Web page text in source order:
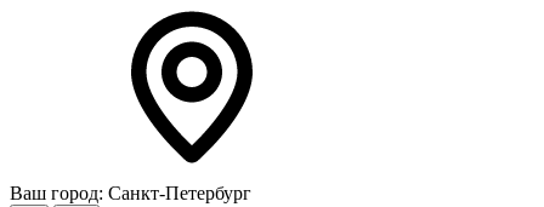
Ваш город: Санкт-Петербург